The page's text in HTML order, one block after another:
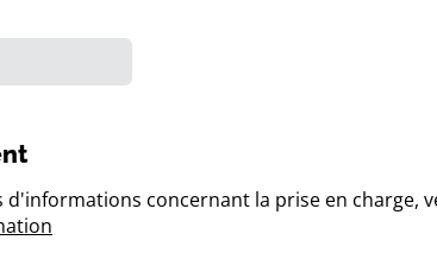
d'informations concernant la prise en charge,